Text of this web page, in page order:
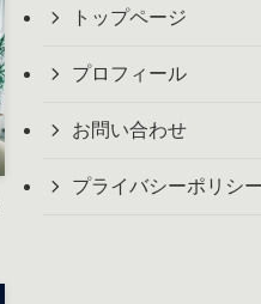
トップページ
プロフィール
お問い合わせ
プライバシーポリシー